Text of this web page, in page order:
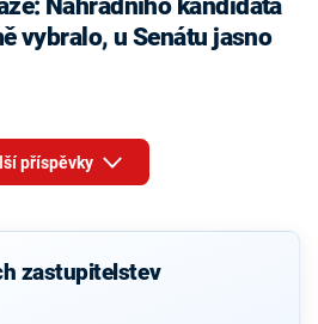
vybralo, u Senátu jasno
příspěvky
zastupitelstev